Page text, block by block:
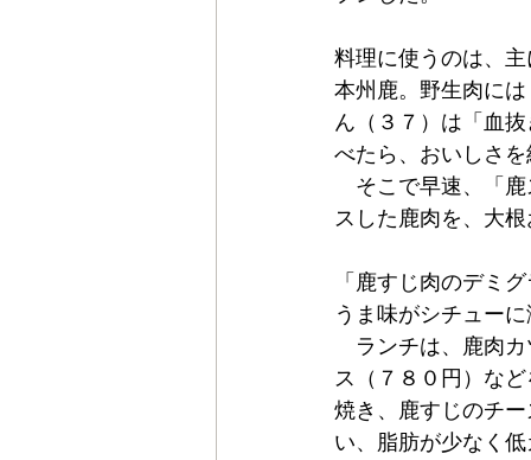
料理に使うのは、
本州鹿。野生肉に
ん（３７）は「血
べたら、おいしさ
そこで早速、「鹿
スした鹿肉を、大
「鹿すじ肉のデミ
うま味がシチュー
ランチは、鹿肉カ
ス（７８０円）な
焼き、鹿すじのチ
い、脂肪が少なく